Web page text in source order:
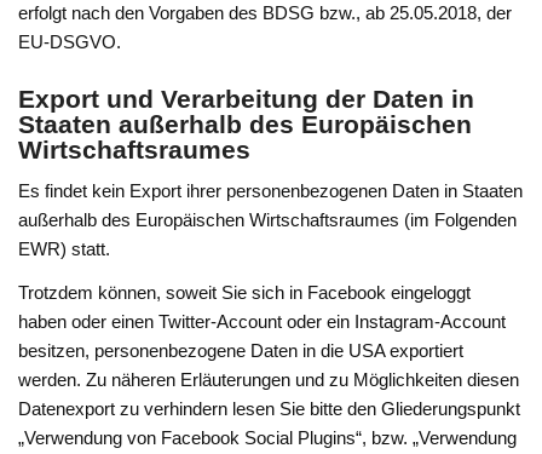
erfolgt nach den Vorgaben des BDSG bzw., ab 25.05.2018, der
EU-DSGVO.
Export und Verarbeitung der Daten in
Staaten außerhalb des Europäischen
Wirtschaftsraumes
Es findet kein Export ihrer personenbezogenen Daten in Staaten
außerhalb des Europäischen Wirtschaftsraumes (im Folgenden
EWR) statt.
Trotzdem können, soweit Sie sich in Facebook eingeloggt
haben oder einen Twitter-Account oder ein Instagram-Account
besitzen, personenbezogene Daten in die USA exportiert
werden. Zu näheren Erläuterungen und zu Möglichkeiten diesen
Datenexport zu verhindern lesen Sie bitte den Gliederungspunkt
„Verwendung von Facebook Social Plugins“, bzw. „Verwendung